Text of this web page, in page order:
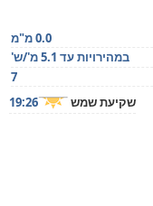
0.0 מ"מ
במהירויות עד 5.1 מ'/ש'
7
שקיעת שמש 19:26